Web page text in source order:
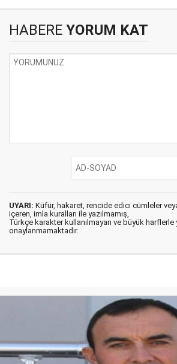
HABERE YORUM KAT
UYARI: Küfür, hakaret, rencide edici cümleler
içeren, imla kuralları ile yazılmamış,
Türkçe karakter kullanılmayan ve büyük harflerle
onaylanmamaktadır.